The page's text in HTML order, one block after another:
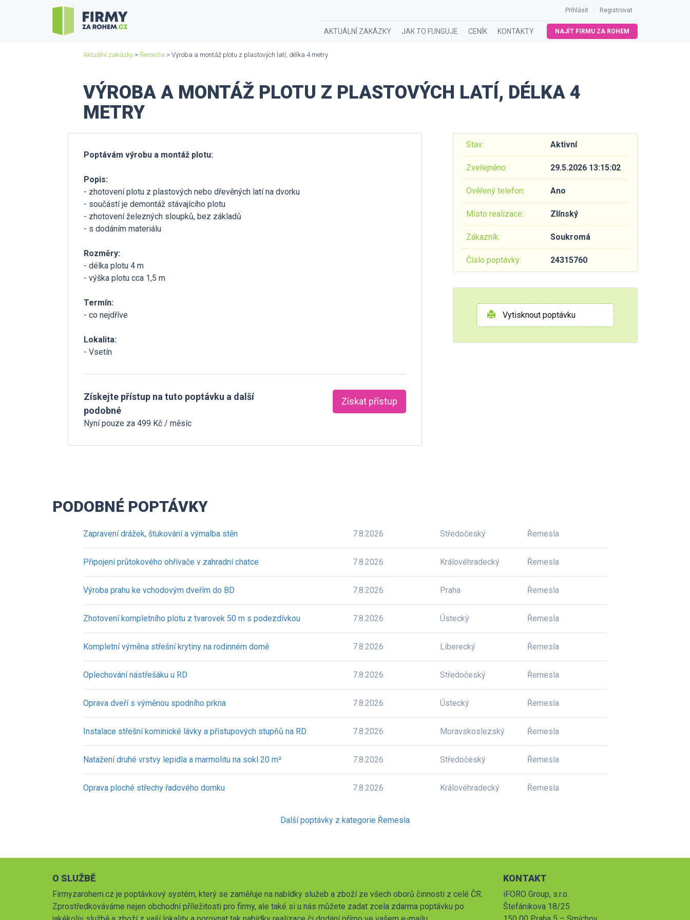
Přihlásit Registrovat
AKTUÁLNÍ ZAKÁZKY JAK TO FUNGUJE CENÍK KONTAKTY NAJÍT FIRMU ZA ROHEM
Aktuální zakázky > Řemesla > Výroba a montáž plotu z plastových latí, délka 4 metry
VÝROBA A MONTÁŽ PLOTU Z PLASTOVÝCH LATÍ, DÉLKA 4
METRY
Poptávám výrobu a montáž plotu:
Popis:
- zhotovení plotu z plastových nebo dřevěných latí na dvorku
- součástí je demontáž stávajícího plotu
- zhotovení železných sloupků, bez základů
- s dodáním materiálu
Rozměry:
- délka plotu 4 m
- výška plotu cca 1,5 m
Termín:
- co nejdříve
Lokalita:
- Vsetín
Získejte přístup na tuto poptávku a další
podobné
Nyní pouze za 499 Kč / měsíc
Získat přístup
Stav: Aktivní
Zveřejněno: 29.5.2026 13:15:02
Ověřený telefon: Ano
Místo realizace: Zlínský
Zákazník: Soukromá
Číslo poptávky: 24315760
Vytisknout poptávku
PODOBNÉ POPTÁVKY
Zapravení drážek, štukování a výmalba stěn 7.8.2026 Středočeský Řemesla
Připojení průtokového ohřívače v zahradní chatce 7.8.2026 Královéhradecký Řemesla
Výroba prahu ke vchodovým dveřím do BD 7.8.2026 Praha Řemesla
Zhotovení kompletního plotu z tvarovek 50 m s podezdívkou 7.8.2026 Ústecký Řemesla
Kompletní výměna střešní krytiny na rodinném domě 7.8.2026 Liberecký Řemesla
Oplechování nástřešáku u RD 7.8.2026 Středočeský Řemesla
Oprava dveří s výměnou spodního prkna 7.8.2026 Ústecký Řemesla
Instalace střešní kominické lávky a přístupových stupňů na RD 7.8.2026 Moravskoslezský Řemesla
Natažení druhé vrstvy lepidla a marmolitu na sokl 20 m² 7.8.2026 Středočeský Řemesla
Oprava ploché střechy řadového domku 7.8.2026 Královéhradecký Řemesla
Další poptávky z kategorie Řemesla
O SLUŽBĚ
Firmyzarohem.cz je poptávkový systém, který se zaměřuje na nabídky služeb a zboží ze všech oborů činnosti z celé ČR.
Zprostředkováváme nejen obchodní příležitosti pro firmy, ale také si u nás můžete zadat zcela zdarma poptávku po
KONTAKT
iFORO Group, s.r.o.
Štefánikova 18/25